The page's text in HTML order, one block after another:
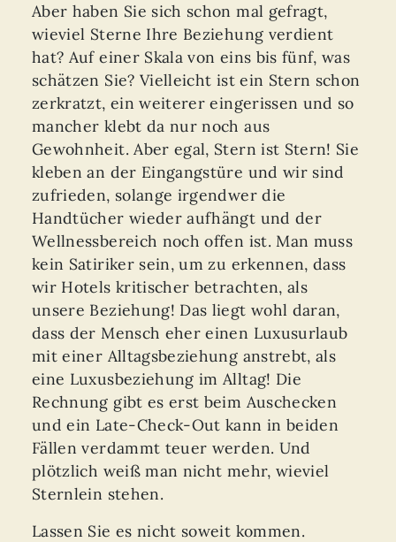
Aber haben Sie sich schon mal gefragt,
wieviel Sterne Ihre Beziehung verdient
hat? Auf einer Skala von eins bis fünf, was
schätzen Sie? Vielleicht ist ein Stern schon
zerkratzt, ein weiterer eingerissen und so
mancher klebt da nur noch aus
Gewohnheit. Aber egal, Stern ist Stern! Sie
kleben an der Eingangstüre und wir sind
zufrieden, solange irgendwer die
Handtücher wieder aufhängt und der
Wellnessbereich noch offen ist. Man muss
kein Satiriker sein, um zu erkennen, dass
wir Hotels kritischer betrachten, als
unsere Beziehung! Das liegt wohl daran,
dass der Mensch eher einen Luxusurlaub
mit einer Alltagsbeziehung anstrebt, als
eine Luxusbeziehung im Alltag! Die
Rechnung gibt es erst beim Auschecken
und ein Late-Check-Out kann in beiden
Fällen verdammt teuer werden. Und
plötzlich weiß man nicht mehr, wieviel
Sternlein stehen.
Lassen Sie es nicht soweit kommen.